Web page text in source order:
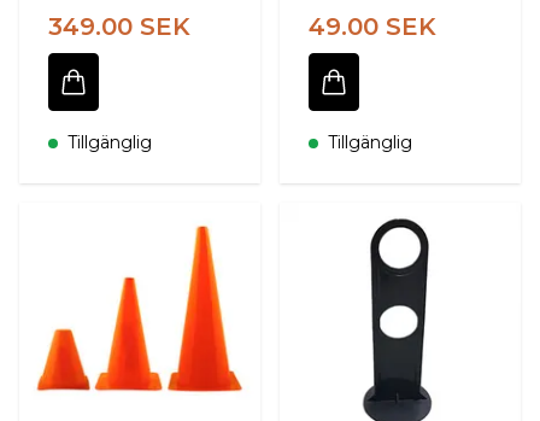
349.00 SEK
Tillgänglig
49.00 SEK
Tillgänglig